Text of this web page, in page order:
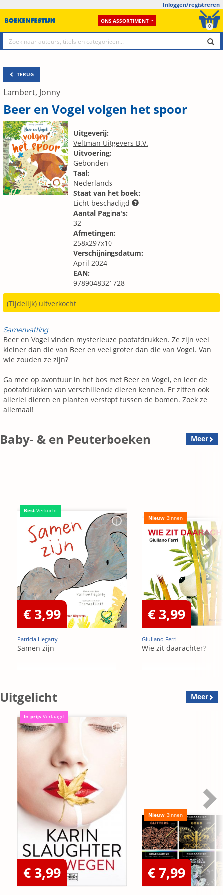
Inloggen/registreren
ONS ASSORTIMENT
0
TERUG
Lambert, Jonny
Beer en Vogel volgen het spoor
Uitgeverij:
Veltman Uitgevers B.V.
Uitvoering:
Gebonden
Taal:
Nederlands
Staat van het boek:
Licht beschadigd
Aantal Pagina's:
32
Afmetingen:
258x297x10
Verschijningsdatum:
April 2024
EAN:
9789048321728
(Tijdelijk) uitverkocht
Samenvatting
Beer en Vogel vinden mysterieuze pootafdrukken. Ze zijn veel
kleiner dan die van Beer en veel groter dan die van Vogel. Van
wie zouden ze zijn?
Ga mee op avontuur in het bos met Beer en Vogel, en leer de
pootafdrukken van verschillende dieren kennen. Er zitten ook
allerlei dieren en planten verstopt tussen de bomen. Zoek ze
allemaal!
Baby- & en Peuterboeken Meer
Best Verkocht
€ 3,99
Patricia Hegarty
Samen zijn
Nieuw Binnen
€ 3,99
Giuliano Ferri
Wie zit daarachter?
Uitgelicht Meer
In prijs Verlaagd
€ 3,99
Nieuw Binnen
€ 7,99